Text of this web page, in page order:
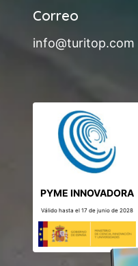
Correo
info@turitop.com
PYME INNOVADORA
Válido hasta el 17 de junio de 2028